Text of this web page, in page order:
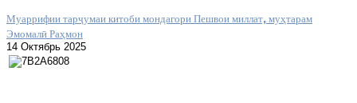
Муаррифии тарҷумаи китоби мондагори Пешвои миллат, муҳтарам
Эмомалӣ Раҳмон
14 Октябрь 2025